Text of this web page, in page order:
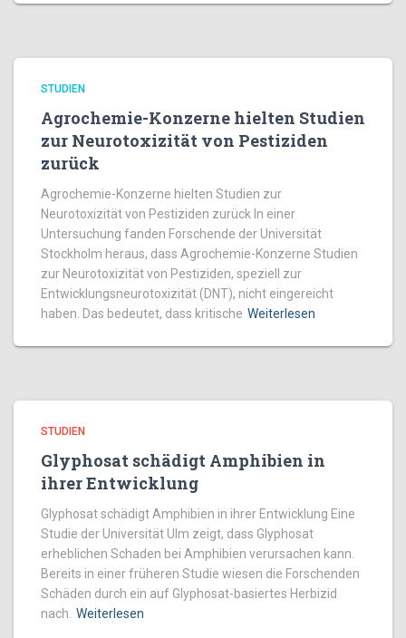
STUDIEN
Agrochemie-Konzerne hielten Studien
zur Neurotoxizität von Pestiziden
zurück
Agrochemie-Konzerne hielten Studien zur
Neurotoxizität von Pestiziden zurück In einer
Untersuchung fanden Forschende der Universität
Stockholm heraus, dass Agrochemie-Konzerne Studien
zur Neurotoxizität von Pestiziden, speziell zur
Entwicklungsneurotoxizität (DNT), nicht eingereicht
haben. Das bedeutet, dass kritische Weiterlesen
STUDIEN
Glyphosat schädigt Amphibien in
ihrer Entwicklung
Glyphosat schädigt Amphibien in ihrer Entwicklung Eine
Studie der Universität Ulm zeigt, dass Glyphosat
erheblichen Schaden bei Amphibien verursachen kann.
Bereits in einer früheren Studie wiesen die Forschenden
Schäden durch ein auf Glyphosat-basiertes Herbizid
nach. Weiterlesen